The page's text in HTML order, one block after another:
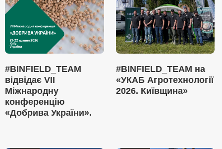
#BINFIELD_TEAM
відвідає VII
Міжнародну
конференцію
«Добрива України».
#BINFIELD_TEAM на
«УКАБ Агротехнології
2026. Київщина»